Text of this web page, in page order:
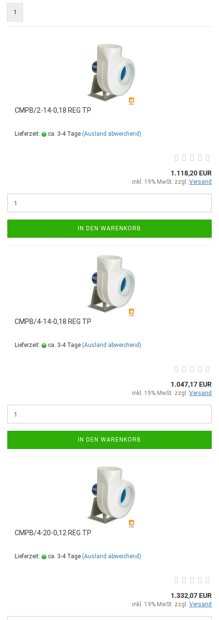
1
CMPB/2-14-0,18 REG TP
Lieferzeit: ca. 3-4 Tage (Ausland abweichend)
1.118,20 EUR
inkl. 19% MwSt. zzgl. Versand
IN DEN WARENKORB
CMPB/4-14-0,18 REG TP
Lieferzeit: ca. 3-4 Tage (Ausland abweichend)
1.047,17 EUR
inkl. 19% MwSt. zzgl. Versand
IN DEN WARENKORB
CMPB/4-20-0,12 REG TP
Lieferzeit: ca. 3-4 Tage (Ausland abweichend)
1.332,07 EUR
inkl. 19% MwSt. zzgl. Versand